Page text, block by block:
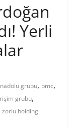
Yerli
grubu, bmc,
grubu,
zorlu holding